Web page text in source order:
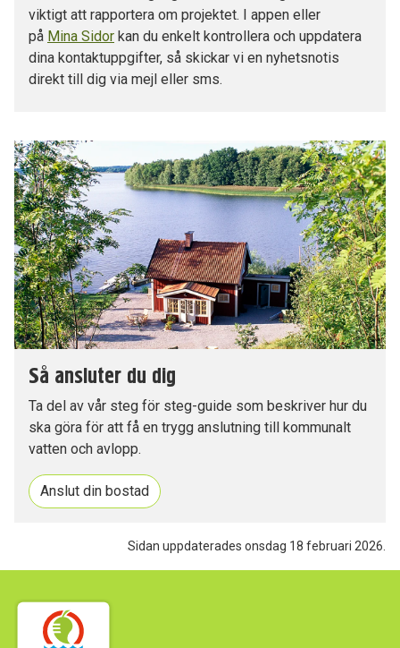
viktigt att rapportera om projektet. I appen eller
på Mina Sidor kan du enkelt kontrollera och uppdatera
dina kontaktuppgifter, så skickar vi en nyhetsnotis
direkt till dig via mejl eller sms.
Så ansluter du dig
Ta del av vår steg för steg-guide som beskriver hur du
ska göra för att få en trygg anslutning till kommunalt
vatten och avlopp.
Anslut din bostad
Sidan uppdaterades onsdag 18 februari 2026.